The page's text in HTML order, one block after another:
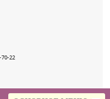
70-22